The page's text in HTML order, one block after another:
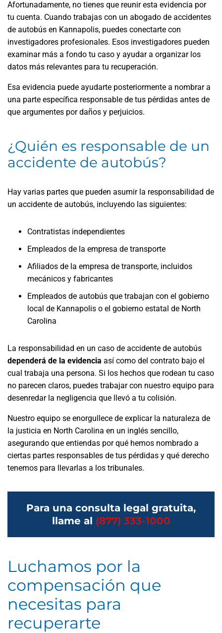
Afortunadamente, no tienes que reunir esta evidencia por
tu cuenta. Cuando trabajas con un abogado de accidentes
de autobús en Kannapolis, puedes conectarte con
investigadores profesionales. Esos investigadores pueden
examinar más a fondo tu caso y ayudar a organizar los
datos más relevantes para tu recuperación.
Esa evidencia puede ayudarte posteriormente a nombrar a
una parte específica responsable de tus pérdidas antes de
que argumentes por daños y perjuicios.
¿Quién es responsable de un
accidente de autobús?
Hay varias partes que pueden asumir la responsabilidad de
un accidente de autobús, incluyendo las siguientes:
Contratistas independientes
Empleados de la empresa de transporte
Afiliados de la empresa de transporte, incluidos
mecánicos y fabricantes
Empleados de autobús que trabajan con el gobierno
local de Kannapolis o el gobierno estatal de North
Carolina
La responsabilidad en un caso de accidente de autobús
dependerá de la evidencia así como del contrato bajo el
cual trabaja una persona. Si los hechos que rodean tu caso
no parecen claros, puedes trabajar con nuestro equipo para
desenredar la negligencia que llevó a tu colisión.
Nuestro equipo se enorgullece de explicar la naturaleza de
la justicia en North Carolina en un inglés sencillo,
asegurando que entiendas por qué hemos nombrado a
ciertas partes responsables de tus pérdidas y qué derecho
tenemos para llevarlas a los tribunales.
Para una consulta legal gratuita,
llame al (877) 333-1000
Luchamos por la
compensación que
necesitas para
recuperarte